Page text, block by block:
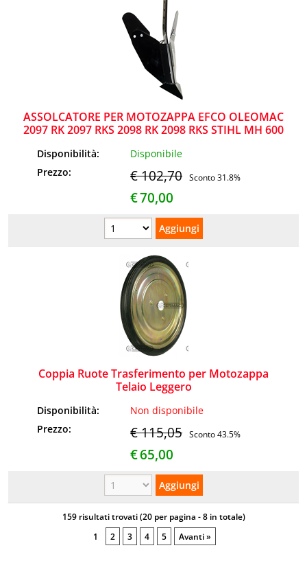
ASSOLCATORE PER MOTOZAPPA EFCO OLEOMAC
2097 RK 2097 RKS 2098 RK 2098 RKS STIHL MH 600
Disponibilità:
Disponibile
Prezzo:
€ 102,70 Sconto 31.8%
€70,00
Coppia Ruote Trasferimento per Motozappa
Telaio Leggero
Disponibilità:
Non disponibile
Prezzo:
€ 115,05 Sconto 43.5%
€65,00
159 risultati trovati (20 per pagina - 8 in totale)
1
2 3 4 5 Avanti »